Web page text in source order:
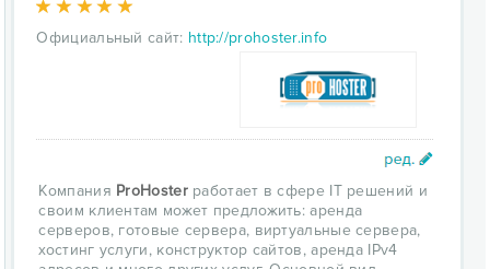
Официальный сайт: http://prohoster.info
Компания ProHosterработает в сфере IT решений и
своим клиентам может предложить: аренда
серверов, готовые сервера, виртуальные сервера,
хостинг услуги, конструктор сайтов, аренда IPv4